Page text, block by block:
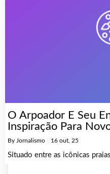
O Arpoador E Seu
Inspiração Para
By Jornalismo 16 out, 25
Situado entre as icônicas